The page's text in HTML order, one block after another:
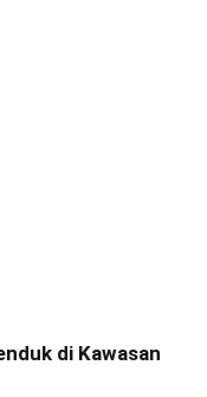
di Kawasan